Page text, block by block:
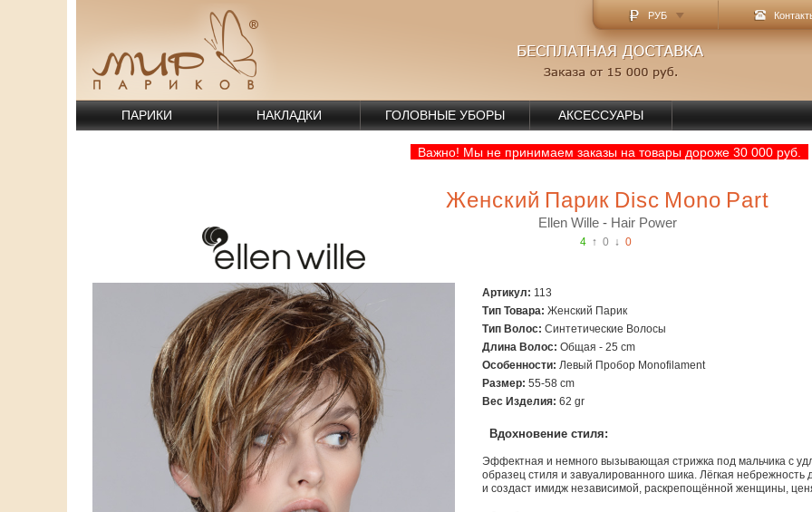
РУБ
ПАРИКИ НАКЛАДКИ ГОЛОВНЫЕ УБОРЫ АКСЕССУАРЫ
Важно! Мы не принимаем заказы на товары дороже 30 000 руб.
Женский Парик Disc Mono Part
Ellen Wille - Hair Power
4↑ 0 ↓ 0
Артикул: 113
Тип Товара: Женский Парик
Тип Волос: Синтетические Волосы
Длина Волос: Общая - 25 cm
Особенности: Левый Пробор Monofilament
Размер: 55-58 cm
Вec Изделия: 62 gr
Вдохновение стиля:
Эффектная и немного вызывающая стрижка под мальчика с
образец стиля и завуалированного шика. Лёгкая небрежность
и создаст имидж независимой, раскрепощённой женщины,